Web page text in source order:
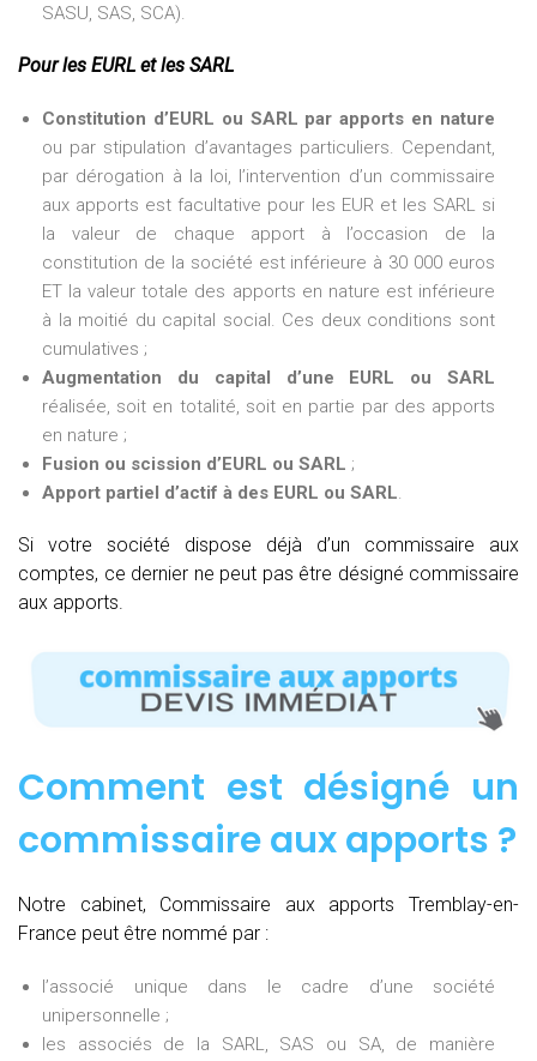
SASU, SAS, SCA).
Pour les EURL et les SARL
Constitution d’EURL ou SARL par apports en nature
ou par stipulation d’avantages particuliers. Cependant,
par dérogation à la loi, l’intervention d’un commissaire
aux apports est facultative pour les EUR et les SARL si
la valeur de chaque apport à l’occasion de la
constitution de la société est inférieure à 30 000 euros
ET la valeur totale des apports en nature est inférieure
à la moitié du capital social. Ces deux conditions sont
cumulatives ;
Augmentation du capital d’une EURL ou SARL
réalisée, soit en totalité, soit en partie par des apports
en nature ;
Fusion ou scission d’EURL ou SARL ;
Apport partiel d’actif à des EURL ou SARL.
Si votre société dispose déjà d’un commissaire aux
comptes, ce dernier ne peut pas être désigné commissaire
aux apports.
Comment est désigné un
commissaire aux apports ?
Notre cabinet, Commissaire aux apports Tremblay-en-
France peut être nommé par :
l’associé unique dans le cadre d’une société
unipersonnelle ;
les associés de la SARL, SAS ou SA, de manière